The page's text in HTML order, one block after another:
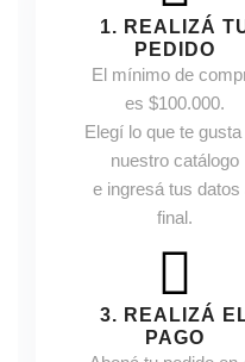
1. REALIZÁ
PEDIDO
El mínimo de
es $100.000.
Elegí lo que te gusta
nuestro catálogo
e ingresá tus datos
final.
3. REALIZÁ
PAGO